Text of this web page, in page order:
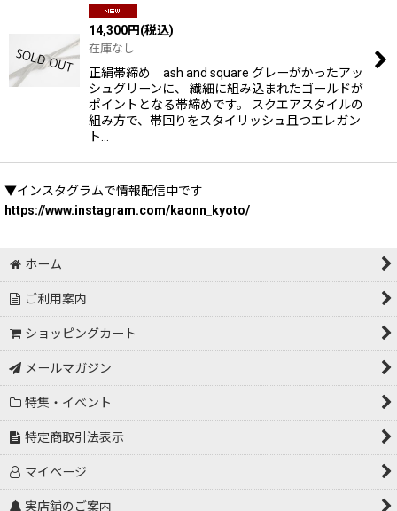
14,300円(税込)
在庫なし
正絹帯締め ash and square グレーがかったアッ
シュグリーンに、 繊細に組み込まれたゴールドが
ポイントとなる帯締めです。 スクエアスタイルの
組み方で、帯回りをスタイリッシュ且つエレガン
ト…
▼インスタグラムで情報配信中です
https://www.instagram.com/kaonn_kyoto/
ホーム
ご利用案内
ショッピングカート
メールマガジン
特集・イベント
特定商取引法表示
マイページ
実店舗のご案内